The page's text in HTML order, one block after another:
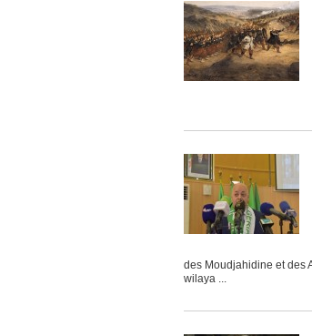
des Moudjahidine et des
wilaya ...